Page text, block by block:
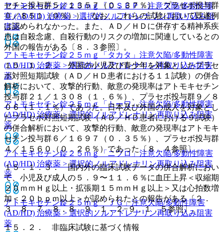
アトモキセチン錠２５ｍｇ「ＤＳＥＰ」注意欠陥/多動性障
害 (AD/HD) 治療薬 > 選択的ノルアドレナリン再取り込み阻
害薬
アトモキセチン錠２５ｍｇ「タカタ」 注意欠陥/多動性障害
(AD/HD) 治療薬 > 選択的ノルアドレナリン再取り込み阻害
薬
アトモキセチン錠２５ｍｇ「トーワ」注意欠陥/多動性障害
(AD/HD) 治療薬 > 選択的ノルアドレナリン再取り込み阻害
薬
アトモキセチン錠２５ｍｇ「ニプロ」注意欠陥/多動性障害
(AD/HD) 治療薬 > 選択的ノルアドレナリン再取り込み阻害
薬
アトモキセチン錠２５ｍｇ「ＪＧ」注意欠陥/多動性障害
(AD/HD) 治療薬 > 選択的ノルアドレナリン再取り込み阻害
薬
セチン投与群５／１３５７（０．３７％）、プラセボ投与群
０／８５１（０％））。なお、これらの試験において既遂例
は認められなかった。また、ＡＤ／ＨＤに併存する精神系疾
患は自殺念慮、自殺行動のリスクの増加に関連しているとの
外国の報告がある〔８．３参照〕。
１５．１．２． 外国の小児及び青少年を対象としたプラセ
ボ対照短期試験（ＡＤ／ＨＤ患者における１１試験）の併合
解析において、攻撃的行動、敵意の発現率はアトモキセチン
投与群２１／１３０８（１．６％）、プラセボ投与群９／８
０６（１．１％）であった。日本及び外国の成人を対象とし
たプラセボ対照短期試験（ＡＤ／ＨＤ患者における９試験）
の併合解析において、攻撃的行動、敵意の発現率はアトモキ
セチン投与群６／１６９７（０．３５％）、プラセボ投与群
４／１５６０（０．２６％）であった〔８．４参照〕。
１５．１．３． 国内外の臨床試験データの併合解析におい
て、小児及び成人の５．９〜１１．６％に血圧上昇＜収縮期
２０ｍｍＨｇ以上・拡張期１５ｍｍＨｇ以上＞又は心拍数増
加＜２０ｂｐｍ以上＞が認められたとの報告がある〔２．
３、８．７、８．８、９．１．２−９．１．５参照〕。
１５．２． 非臨床試験に基づく情報